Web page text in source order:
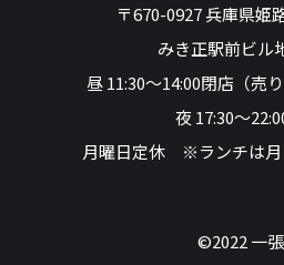
〒670-0927 兵庫県姫
みき正駅前ビル
昼 11:30～14:00閉店（売
夜 17:30～
月曜日定休 ※ランチは月
©2022 一